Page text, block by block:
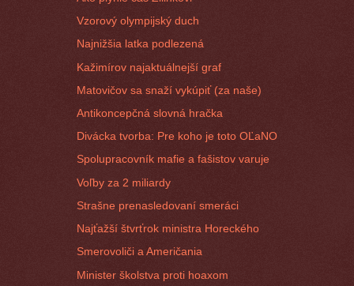
Vzorový olympijský duch
Najnižšia latka podlezená
Kažimírov najaktuálnejší graf
Matovičov sa snaží vykúpiť (za naše)
Antikoncepčná slovná hračka
Divácka tvorba: Pre koho je toto OĽaNO
Spolupracovník mafie a fašistov varuje
Voľby za 2 miliardy
Strašne prenasledovaní smeráci
Najťažší štvrťrok ministra Horeckého
Smerovoliči a Američania
Minister školstva proti hoaxom